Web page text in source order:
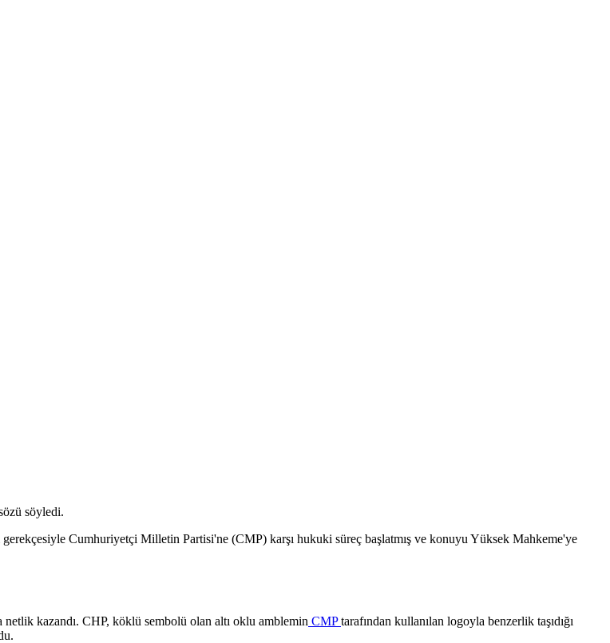
söyledi.
Cumhuriyetçi Milletin Partisi'ne (CMP) karşı hukuki süreç başlatmış ve konuyu Yüksek Mahkeme'ye
kazandı. CHP, köklü sembolü olan altı oklu amblemin CMPtarafından kullanılan logoyla benzerlik taşıdığı